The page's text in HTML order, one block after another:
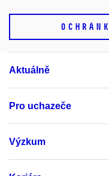
Aktuálně
Pro uchazeče
Výzkum